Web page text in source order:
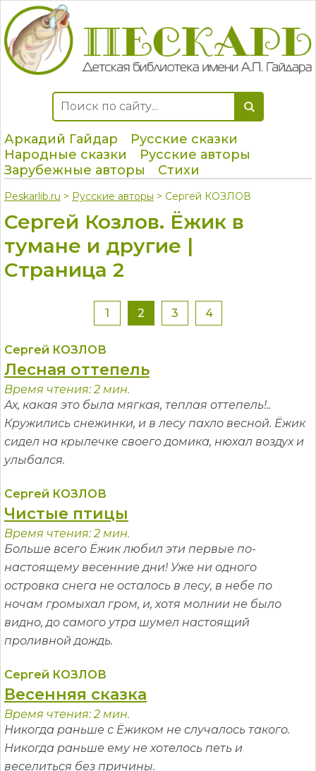
Аркадий Гайдар
Русские сказки
Народные сказки
Русские авторы
Зарубежные авторы
Стихи
Peskarlib.ru > Русские авторы > Сергей КОЗЛОВ
Сергей Козлов. Ёжик в
тумане и другие |
Страница 2
1 2 3 4
Сергей КОЗЛОВ
Лесная оттепель
Время чтения: 2 мин.
Ах, какая это была мягкая, теплая оттепель!..
Кружились снежинки, и в лесу пахло весной. Ёжик
сидел на крылечке своего домика, нюхал воздух и
улыбался.
Сергей КОЗЛОВ
Чистые птицы
Время чтения: 2 мин.
Больше всего Ёжик любил эти первые по-
настоящему весенние дни! Уже ни одного
островка снега не осталось в лесу, в небе по
ночам громыхал гром, и, хотя молнии не было
видно, до самого утра шумел настоящий
проливной дождь.
Сергей КОЗЛОВ
Весенняя сказка
Время чтения: 2 мин.
Никогда раньше с Ёжиком не случалось такого.
Никогда раньше ему не хотелось петь и
веселиться без причины.